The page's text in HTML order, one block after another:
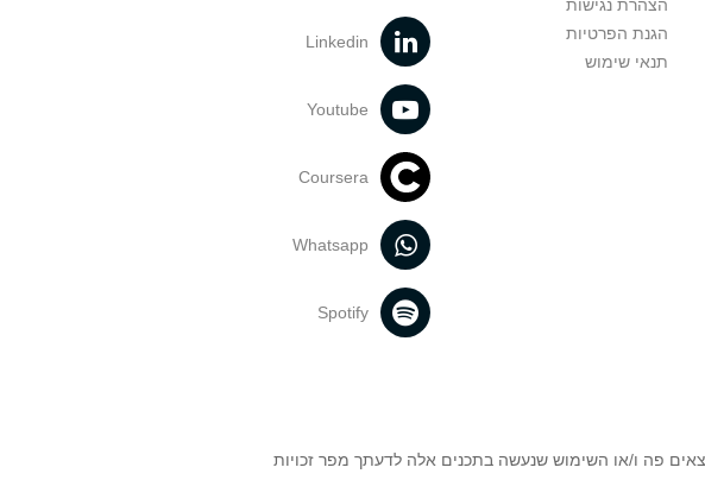
הצהרת נגישות
הגנת הפרטיות
תנאי שימוש
Linkedin
Youtube
Coursera
Whatsapp
Spotify
פה ו/או השימוש שנעשה בתכנים אלה לדעתך מפר זכויות